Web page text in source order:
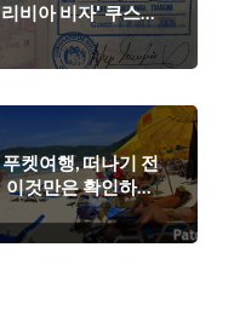
리비아 비자' 쿠스코
(Cusco)에서 받기.
푸켓여행, 떠나기 전
이것만은 확인하고
가자!